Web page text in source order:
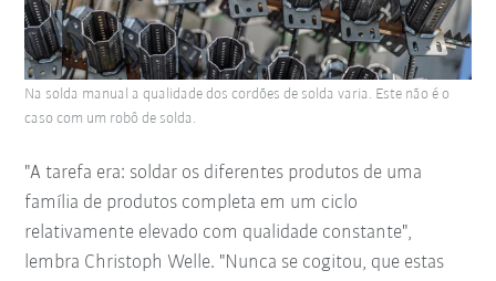
"A tarefa era: soldar os diferentes produtos de uma
família de produtos completa em um ciclo
relativamente elevado com qualidade constante",
lembra Christoph Welle. "Nunca se cogitou, que estas
Na solda manual a qualidade dos cordões de solda varia. Este não é o
caso com um robô de solda.